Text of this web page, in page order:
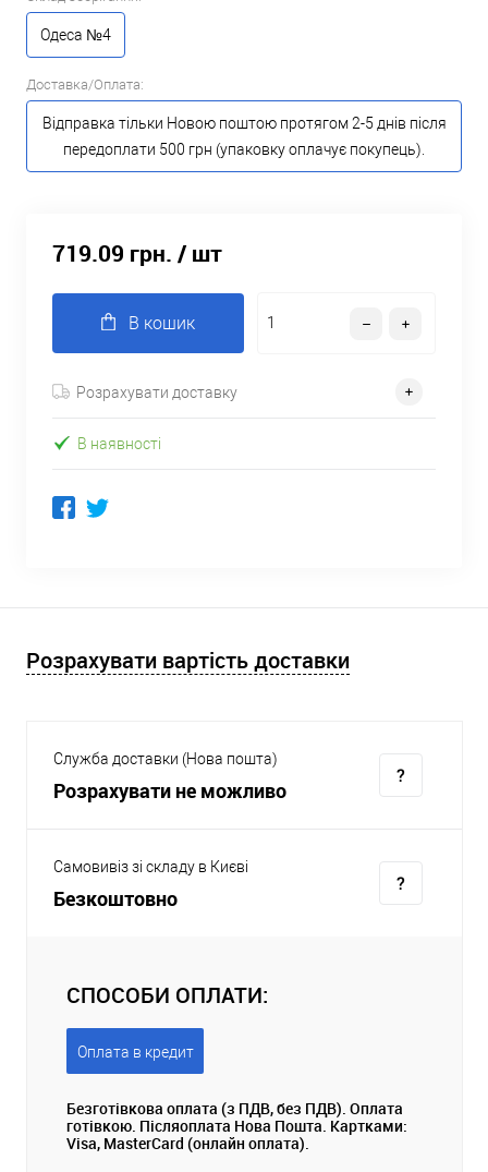
Одеса №4
Доставка/Оплата:
Відправка тільки Новою поштою протягом 2-5 днів після
передоплати 500 грн (упаковку оплачує покупець).
719.09 грн. / шт
В кошик
Розрахувати доставку
В наявності
Розрахувати вартість доставки
Служба доставки (Нова пошта)
Розрахувати не можливо
Самовивіз зі складу в Києві
Безкоштовно
СПОСОБИ ОПЛАТИ:
Оплата в кредит
Безготівкова оплата (з ПДВ, без ПДВ). Оплата
готівкою. Післяоплата Нова Пошта. Картками:
Visa, MasterCard (онлайн оплата).